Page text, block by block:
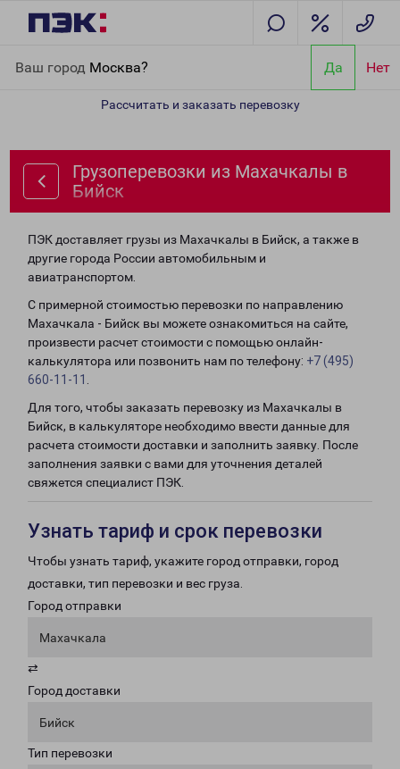
Ваш город Москва? Да Нет
Рассчитать и заказать перевозку
Грузоперевозки из Махачкалы в
Бийск
ПЭК доставляет грузы из Махачкалы в Бийск, а также в
другие города России автомобильным и
авиатранспортом.
С примерной стоимостью перевозки по направлению
Махачкала - Бийск вы можете ознакомиться на сайте,
произвести расчет стоимости с помощью онлайн-
калькулятора или позвонить нам по телефону: +7 (495)
660-11-11
Для того, чтобы заказать перевозку из Махачкалы в
Бийск, в калькуляторе необходимо ввести данные для
расчета стоимости доставки и заполнить заявку. После
заполнения заявки с вами для уточнения деталей
свяжется специалист ПЭК.
Узнать тариф и срок перевозки
Чтобы узнать тариф, укажите город отправки, город
доставки, тип перевозки и вес груза.
Город отправки
Махачкала
⇄
Город доставки
Бийск
Тип перевозки